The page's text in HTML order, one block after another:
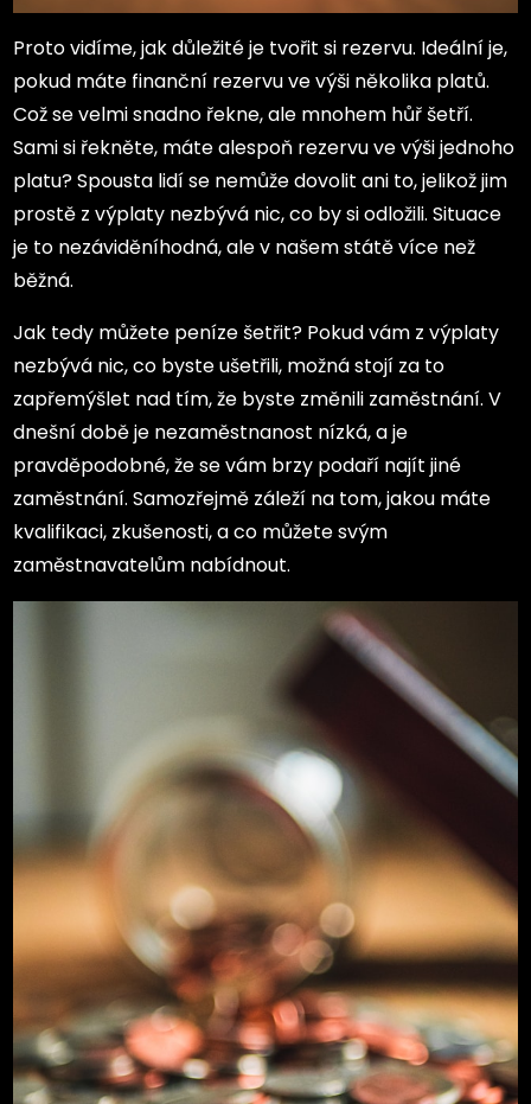
Proto vidíme, jak důležité je tvořit si rezervu. Ideální je,
pokud máte finanční rezervu ve výši několika platů.
Což se velmi snadno řekne, ale mnohem hůř šetří.
Sami si řekněte, máte alespoň rezervu ve výši jednoho
platu? Spousta lidí se nemůže dovolit ani to, jelikož jim
prostě z výplaty nezbývá nic, co by si odložili. Situace
je to nezáviděníhodná, ale v našem státě více než
běžná.
Jak tedy můžete peníze šetřit? Pokud vám z výplaty
nezbývá nic, co byste ušetřili, možná stojí za to
zapřemýšlet nad tím, že byste změnili zaměstnání. V
dnešní době je nezaměstnanost nízká, a je
pravděpodobné, že se vám brzy podaří najít jiné
zaměstnání. Samozřejmě záleží na tom, jakou máte
kvalifikaci, zkušenosti, a co můžete svým
zaměstnavatelům nabídnout.